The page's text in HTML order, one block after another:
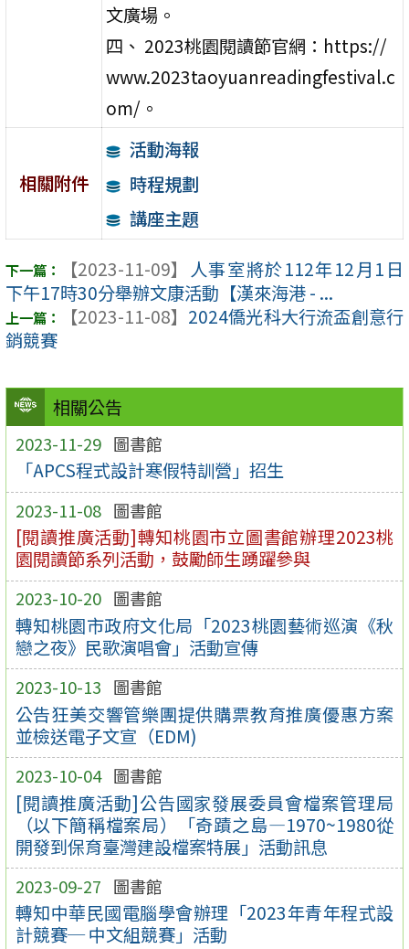
相關公告
2023-11-29 圖書館
「APCS程式設計寒假特訓營」招生
2023-11-08 圖書館
[閱讀推廣活動]轉知桃園市立圖書館辦理2023桃
園閱讀節系列活動，鼓勵師生踴躍參與
2023-10-20 圖書館
轉知桃園市政府文化局「2023桃園藝術巡演《秋
戀之夜》民歌演唱會」活動宣傳
2023-10-13 圖書館
公告狂美交響管樂團提供購票教育推廣優惠方案
並檢送電子文宣（EDM)
2023-10-04 圖書館
[閱讀推廣活動]公告國家發展委員會檔案管理局
（以下簡稱檔案局）「奇蹟之島—1970~1980從
開發到保育臺灣建設檔案特展」活動訊息
2023-09-27 圖書館
轉知中華民國電腦學會辦理「2023年青年程式設
計競賽─ 中文組競賽」活動
文廣場。
四、 2023桃園閱讀節官網：https://
www.2023taoyuanreadingfestival.c
om/。
相關附件
活動海報
時程規劃
講座主題
【2023-11-09】
人事室將於112年12月1日
下午17時30分舉辦文康活動【漢來海港 - ...
【2023-11-08】 2024僑光科大行流盃創意行
銷競賽